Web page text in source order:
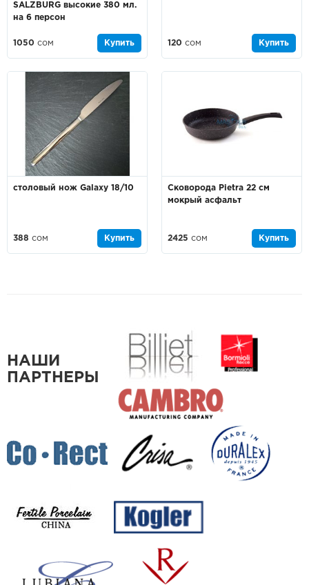
SALZBURG высокие 380 мл.
на 6 персон
1050 сом Купить 120 сом Купить
столовый нож Galaxy 18/10
388 сом Купить
Сковорода Pietra 22 см
мокрый асфальт
2425 сом Купить
НАШИ
ПАРТНЕРЫ